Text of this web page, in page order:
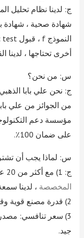
أخرى تحتاجها ، لدينا
س: من نحن؟
ج: نحن علي بابا
من الجوائز من علي
مؤسسة دعم
على ضمان 100٪.
س: لماذا يجب أن
ج: 1) مع أكثر من 20 عامًا من الخبرة في صناعة
المخصصة، لدينا
2) قدرة مصنع قوية وقدرة تخزين المستودعات.
3) سعر تنافسي:
جيد.